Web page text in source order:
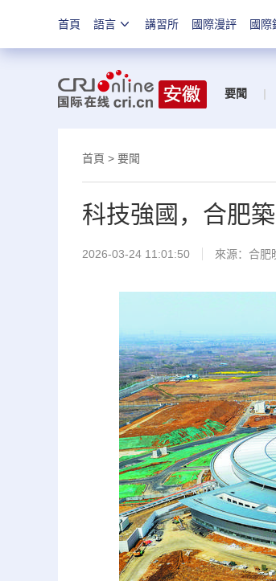
首頁 語言 講習所 國際漫評 國際
要聞 |
首頁 > 要聞
科技強國，合肥築
2026-03-24 11:01:50 來源： 合肥